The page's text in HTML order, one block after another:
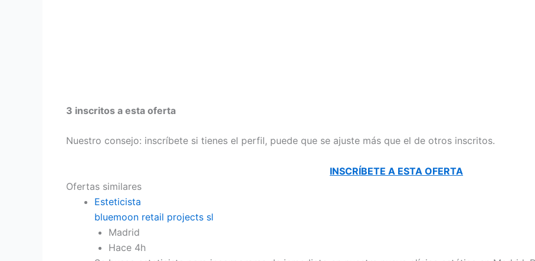
3 inscritos a esta oferta
Nuestro consejo: inscríbete si tienes el perfil, puede que se ajuste más que el de otros inscritos.
INSCRÍBETE A ESTA OFERTA
Ofertas similares
Esteticista
bluemoon retail projects sl
Madrid
Hace 4h